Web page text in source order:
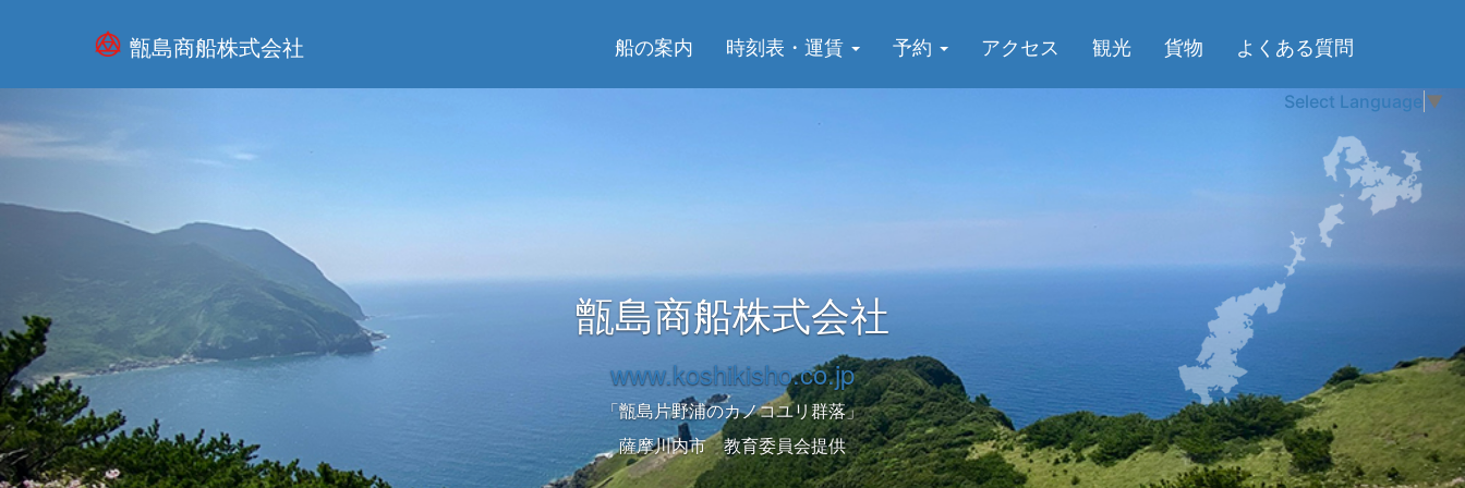
甑島商船株式会社 船の案内 時刻表・運賃 予約 アクセス 観光 貨物 よくある質問
甑島商船株式会社
www.koshikisho.co.jp
甑大橋（令和2年8月29日開通）
Select Language ▼